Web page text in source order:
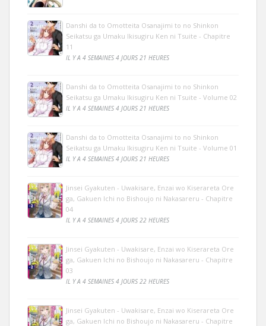
Danshi da to Omotteita Osanajimi to no Shinkon
Seikatsu ga Umaku Ikisugiru Ken ni Tsuite - Chapitre
11
IL Y A 4 SEMAINES 4 JOURS 21 HEURES
Danshi da to Omotteita Osanajimi to no Shinkon
Seikatsu ga Umaku Ikisugiru Ken ni Tsuite - Volume 02
IL Y A 4 SEMAINES 4 JOURS 21 HEURES
Danshi da to Omotteita Osanajimi to no Shinkon
Seikatsu ga Umaku Ikisugiru Ken ni Tsuite - Volume 01
IL Y A 4 SEMAINES 4 JOURS 21 HEURES
Jinsei Gyakuten - Uwakisare, Enzai wo Kiserareta Ore
ga, Gakuen Ichi no Bishoujo ni Nakasareru - Chapitre
04
IL Y A 4 SEMAINES 4 JOURS 22 HEURES
Jinsei Gyakuten - Uwakisare, Enzai wo Kiserareta Ore
ga, Gakuen Ichi no Bishoujo ni Nakasareru - Chapitre
03
IL Y A 4 SEMAINES 4 JOURS 22 HEURES
Jinsei Gyakuten - Uwakisare, Enzai wo Kiserareta Ore
ga, Gakuen Ichi no Bishoujo ni Nakasareru - Chapitre